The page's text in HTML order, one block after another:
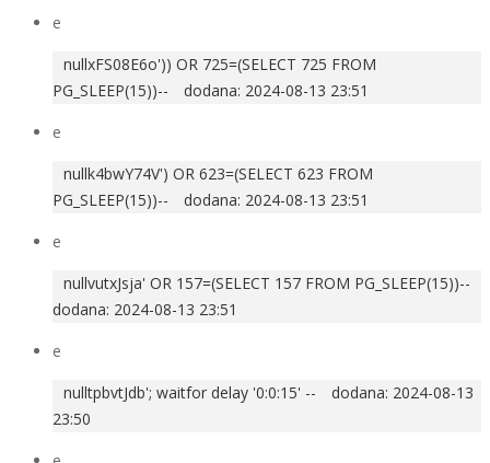
e
nullxFS08E6o')) OR 725=(SELECT 725 FROM
PG_SLEEP(15))--
dodana: 2024-08-13 23:51
e
nullk4bwY74V') OR 623=(SELECT 623 FROM
PG_SLEEP(15))--
dodana: 2024-08-13 23:51
e
nullvutxJsja' OR 157=(SELECT 157 FROM PG_SLEEP(15))--
dodana: 2024-08-13 23:51
e
nulltpbvtJdb'; waitfor delay '0:0:15' --
dodana: 2024-08-13
23:50